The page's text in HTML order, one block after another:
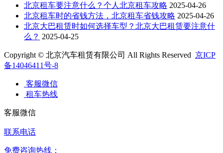
北京租车要注意什么？个人北京租车攻略 2025-04-26
北京租车时的省钱方法，北京租车省钱攻略 2025-04-26
北京大巴租赁时如何选择车型？北京大巴租赁要注意什
么？ 2025-04-25
Copyright © 北京汽车租赁有限公司 All Rights Reserved 京ICP
备14046411号-8
客服微信
租车热线
客服微信
联系电话
免费咨询热线：